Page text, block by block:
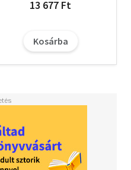
13 677 Ft
Kosárba